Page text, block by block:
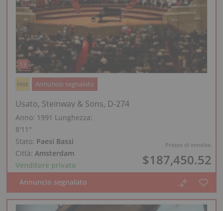
Prezzo di vendita:
$187,450.52
Hot Annuncio segnalato
Usato, Steinway & Sons, D-274
Anno: 1991 Lunghezza:
8′11″
Stato: Paesi Bassi
Città: Amsterdam
Venditore privato